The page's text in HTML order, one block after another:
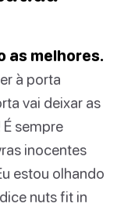
as melhores.
à porta
vai deixar as
sempre
inocentes
estou olhando
nuts fit in